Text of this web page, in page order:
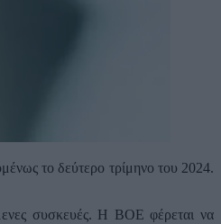
το δεύτερο τρίμηνο του 2024.
συσκευές. Η BOE φέρεται να